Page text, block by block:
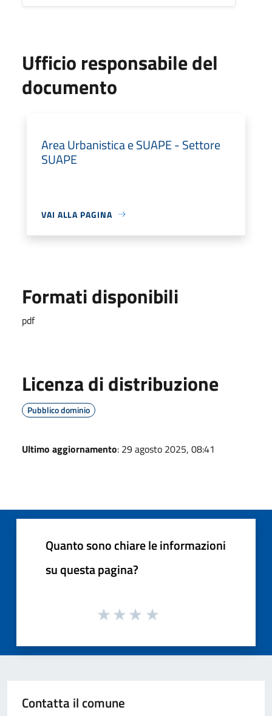
Ufficio responsabile del
documento
Area Urbanistica e SUAPE - Settore
SUAPE
VAI ALLA PAGINA
Formati disponibili
pdf
Licenza di distribuzione
Pubblico dominio
Ultimo aggiornamento: 29 agosto 2025, 08:41
Quanto sono chiare le informazioni
su questa pagina?
Contatta il comune